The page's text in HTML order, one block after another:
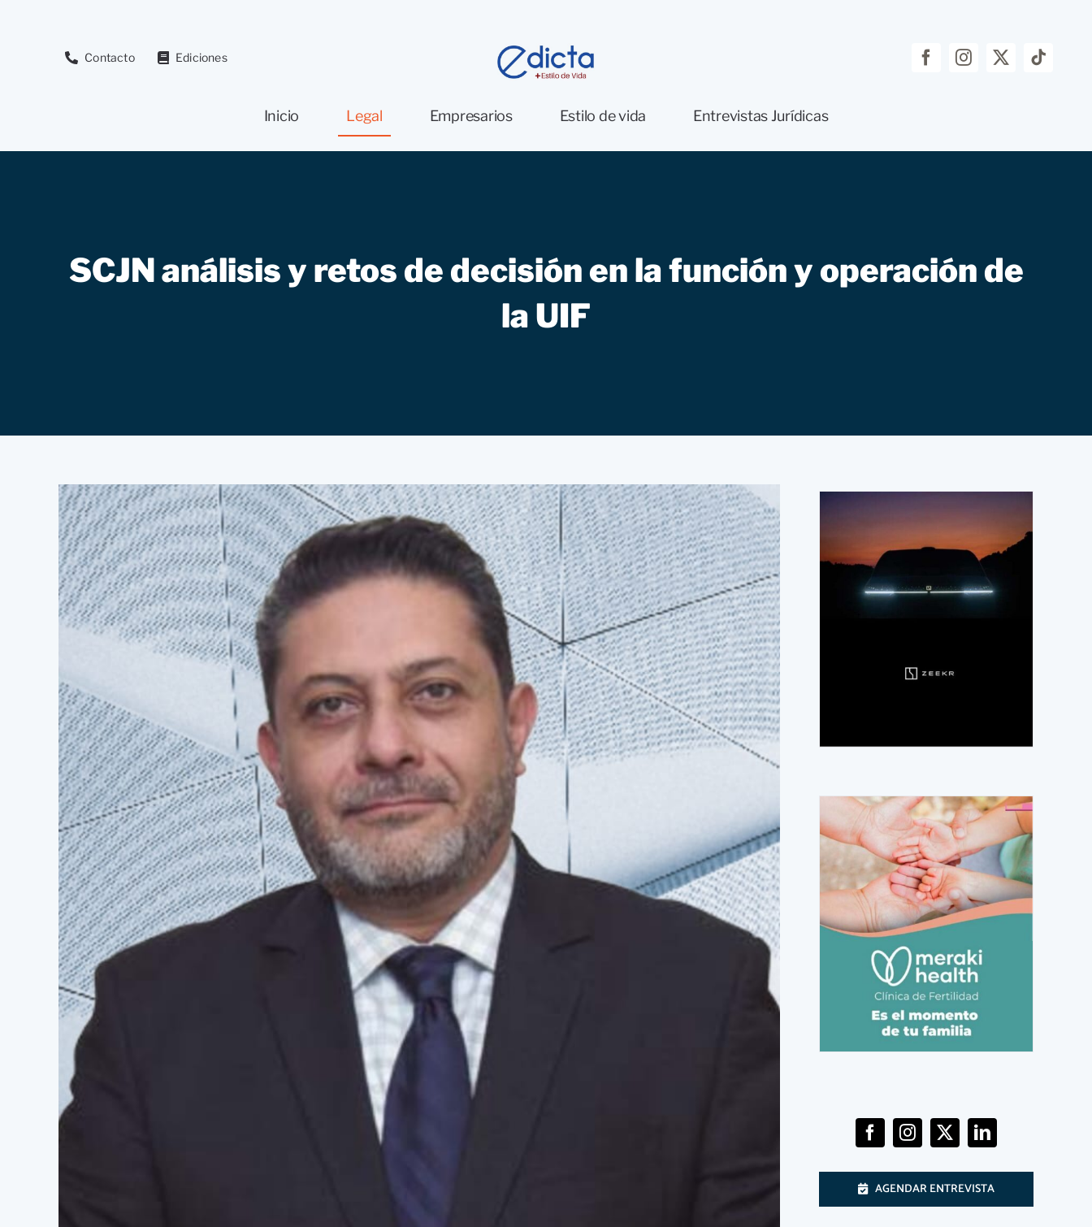
Contacto Ediciones
Inicio Legal Empresarios Estilo de vida Entrevistas Jurídicas
SCJN análisis y retos de decisión en la función y operación de
la UIF
AGENDAR ENTREVISTA